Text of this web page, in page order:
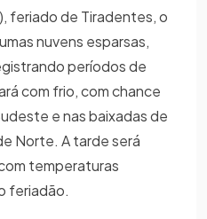
feriado de Tiradentes, o
nuvens esparsas,
períodos de
com frio, com chance
e nas baixadas de
Norte. A tarde será
temperaturas
feriadão.